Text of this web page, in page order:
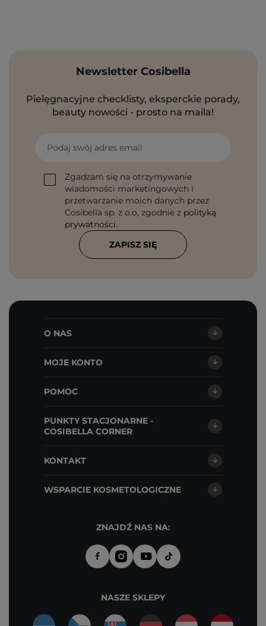
Newsletter Cosibella
Pielęgnacyjne checklisty, eksperckie porady,
beauty nowości - prosto na maila!
Podaj swój adres email
Zgadzam się na otrzymywanie
wiadomości marketingowych i
przetwarzanie moich danych przez
Cosibella sp. z o.o, zgodnie z polityką
prywatności.
ZAPISZ SIĘ
O NAS
MOJE KONTO
POMOC
PUNKTY STACJONARNE -
COSIBELLA CORNER
KONTAKT
WSPARCIE KOSMETOLOGICZNE
ZNAJDŹ NAS NA:
NASZE SKLEPY